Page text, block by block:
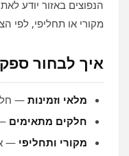
הנפוצים באזור יודע
מקורי או תחליפי, לפי
איך לבחור
מלאי וזמינות —
חלקים מתאימים
מקורי ותחליפי —